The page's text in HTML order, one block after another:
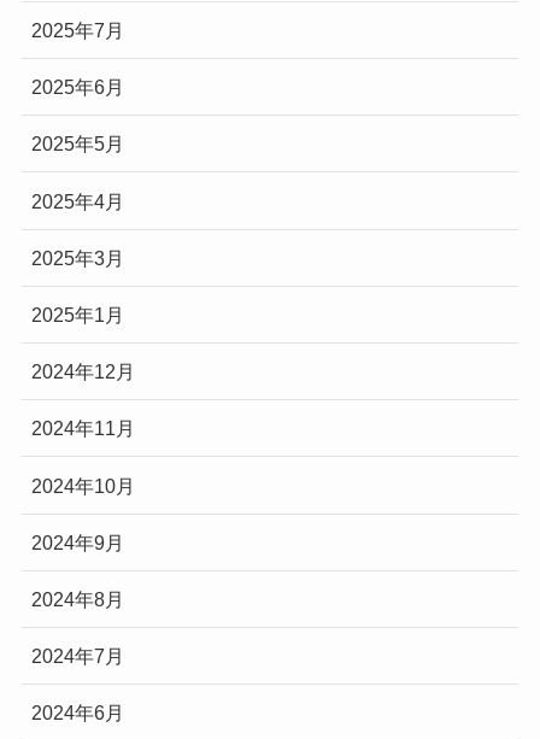
2025年7月
2025年6月
2025年5月
2025年4月
2025年3月
2025年1月
2024年12月
2024年11月
2024年10月
2024年9月
2024年8月
2024年7月
2024年6月